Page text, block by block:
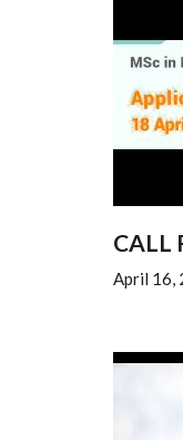
CALL
April 16,